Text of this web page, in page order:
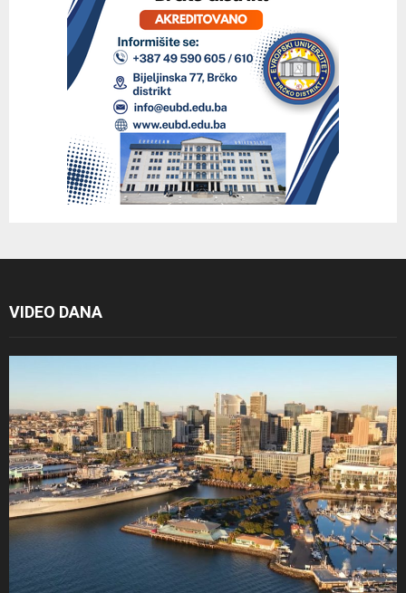
VIDEO DANA